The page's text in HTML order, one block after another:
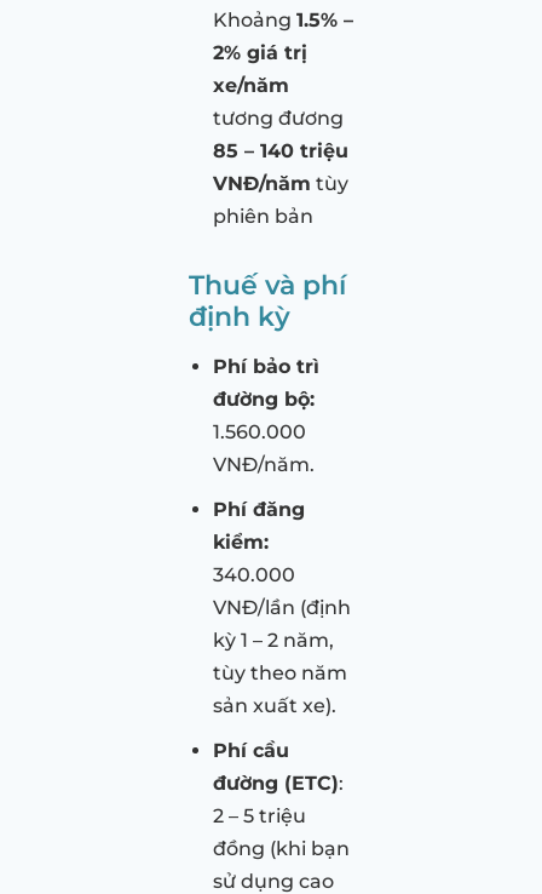
Khoảng 1.5% –
2% giá trị
xe/năm
tương đương
85 – 140 triệu
VNĐ/năm tùy
phiên bản
Thuế và phí
định kỳ
Phí bảo trì
đường bộ:
1.560.000
VNĐ/năm.
Phí đăng
kiểm:
340.000
VNĐ/lần (định
kỳ 1 – 2 năm,
tùy theo năm
sản xuất xe).
Phí cầu
đường (ETC):
2 – 5 triệu
đồng (khi bạn
sử dụng cao